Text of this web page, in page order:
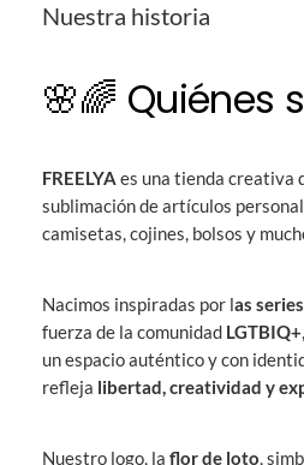
Nuestra historia
🌸🌈 Quiénes
FREELYA es una tienda creativa
sublimación de artículos
camisetas, cojines, bolsos y
Nacimos inspiradas por las
fuerza de la comunidad LGTBIQ+
un espacio auténtico y con
refleja libertad, creatividad y
Nuestro logo, la flor de loto,